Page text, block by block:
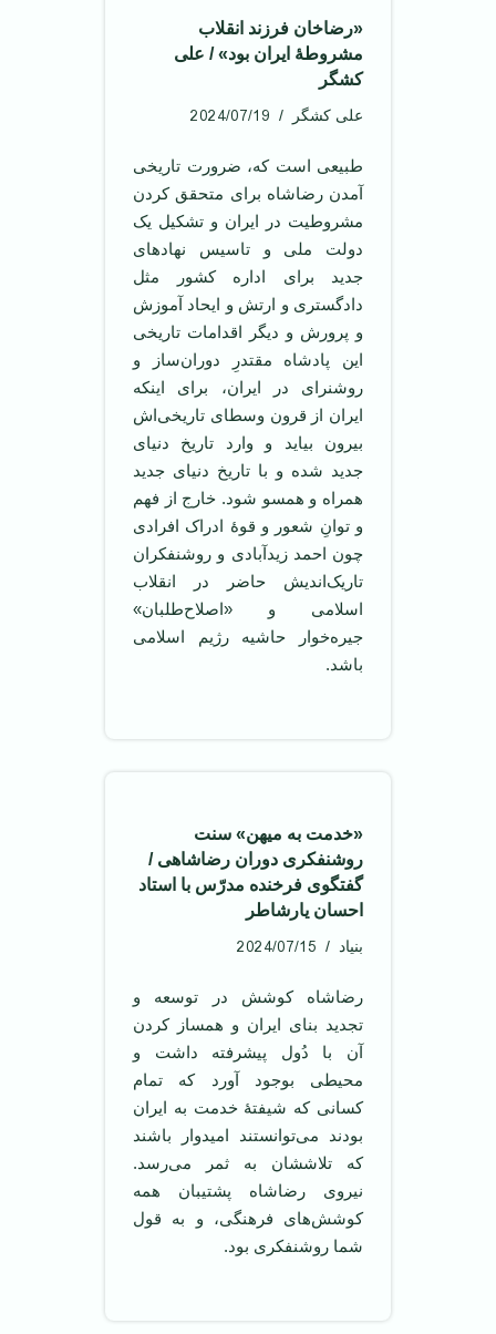
«رضاخان فرزند انقلاب
مشروطۀ ایران بود» / علی
کشگر
علی کشگر 2024/07/19
طبیعی است که، ضرورت تاریخی
آمدن رضاشاه برای متحقق کردن
مشروطیت در ایران و تشکیل یک
دولت ملی و تاسیس نهادهای
جدید برای اداره کشور مثل
دادگستری و ارتش و ایحاد آموزش
و پرورش و دیگر اقدامات تاریخی
این پادشاه مقتدرِ دوران‌ساز و
روشنرای در ایران، برای اینكه
ایران از قرون وسطای تاریخی‌اش
بیرون بیاید و وارد تاریخ دنیای
جدید شده و با تاریخ دنیای جدید
همراه و همسو شود. خارج از فهم
و توانِ شعور و قوۀ ادراک افرادی
چون احمد زیدآبادی و روشنفکران
تاریک‌اندیش حاضر در انقلاب
اسلامی و «اصلاح‌طلبان»
جیره‌خوار حاشیه رژیم اسلامی
باشد.
«خدمت به میهن» سنت
روشنفکری دوران رضاشاهی /
گفتگوی فرخنده مدرّس با استاد
احسان یارشاطر
بنیاد 2024/07/15
رضاشاه كوشش در توسعه و
تجدید بنای ایران و همساز كردن
آن با دُول پیشرفته داشت و
محیطی بوجود آورد كه تمام
كسانی كه شیفتۀ خدمت به ایران
بودند می‌توانستند امیدوار باشند
كه تلاششان به ثمر می‌رسد.
نیروی رضاشاه پشتیبان همه
كوشش‌های فرهنگی، و به قول
شما روشنفكری بود.